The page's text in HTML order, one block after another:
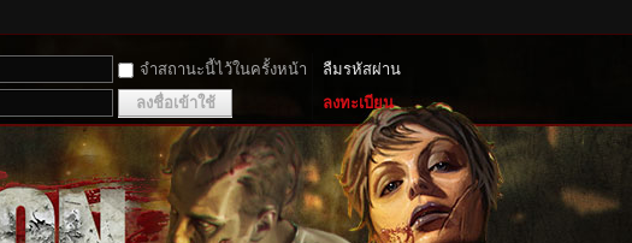
จำสถานะนี้ไว้ในครั้งหน้า
ลืมรหัสผ่าน
ลงชื่อเข้าใช้ ลงทะเบียน